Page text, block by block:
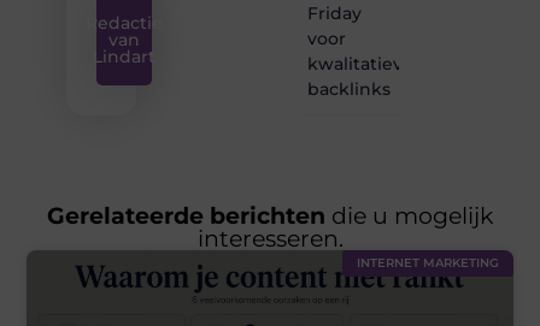
Redactie
van
Lindart
Friday
voor
kwalitatieve
backlinks
Gerelateerde berichten die u mogelijk
interesseren.
INTERNET MARKETING